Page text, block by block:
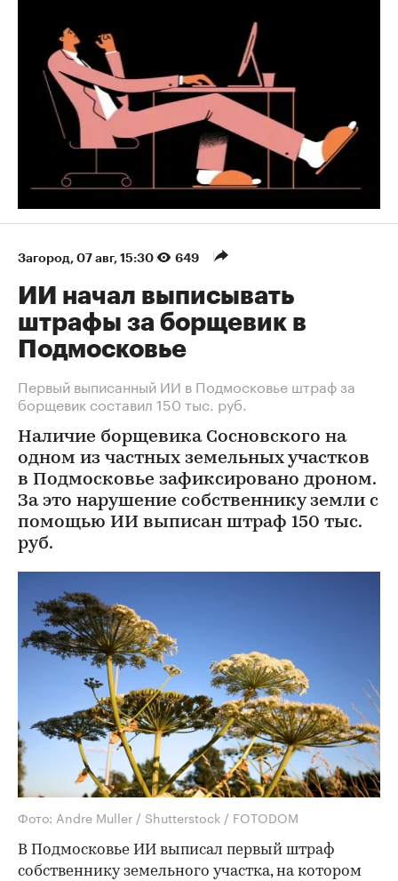
Загород 07 авг, 15:30 649
ИИ начал выписывать
штрафы за борщевик в
Подмосковье
Первый выписанный ИИ в Подмосковье штраф за
борщевик составил 150 тыс. руб.
Наличие борщевика Сосновского на
одном из частных земельных участков
в Подмосковье зафиксировано дроном.
За это нарушение собственнику земли с
помощью ИИ выписан штраф 150 тыс.
руб.
Фото: Andre Muller / Shutterstock / FOTODOM
В Подмосковье ИИ выписал первый штраф
собственнику земельного участка, на котором